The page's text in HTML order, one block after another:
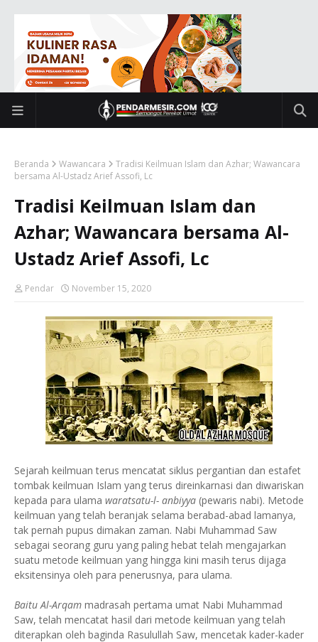
Beranda Wawancara
Tradisi Keilmuan Islam dan Azhar; Wawancara
bersama Al-Ustadz Arief Assofi, Lc
Tradisi Keilmuan Islam dan
Azhar; Wawancara bersama Al-
Ustadz Arief Assofi, Lc
Pendar November 15, 2020
Sejarah keilmuan terus mencatat siklus pergantian dan estafet
tombak keilmuan Islam yang terus direinkarnasi dan diwariskan
kepada para ulama waratsatu-l- anbiyya (pewaris nabi). Metode
keilmuan yang telah beranjak selama berabad-abad lamanya,
tak pernah pupus dimakan zaman. Nabi Muhammad Saw
sebagai seorang guru yang paling hebat telah mengajarkan
suatu metode keilmuan yang hingga kini masih terus dijaga
eksitensinya oleh para penerusnya, para ulama.
Baitu Al-Arqam madrasah pertama umat Nabi Muhammad
Saw, telah mencatat hasil dari metode keilmuan yang telah
diterapkan oleh baginda Rasulullah Saw, mencetak kader-kader